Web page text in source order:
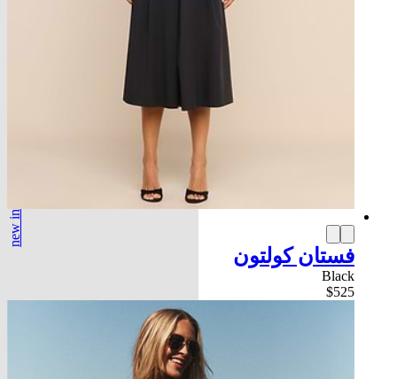
new in
فستان كولتون
Black
$525